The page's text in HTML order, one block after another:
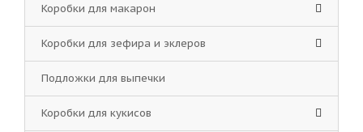
Коробки для макарон
Коробки для зефира и эклеров
Подложки для выпечки
Коробки для кукисов